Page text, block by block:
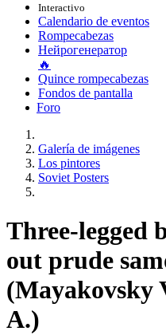
Interactivo
Calendario de eventos
Rompecabezas
Нейрогенератор
🔥
Quince rompecabezas
Fondos de pantalla
Foro
Galería de imágenes
Los pintores
Soviet Posters
Three-legged
out prude
(Mayakovsky
A.)